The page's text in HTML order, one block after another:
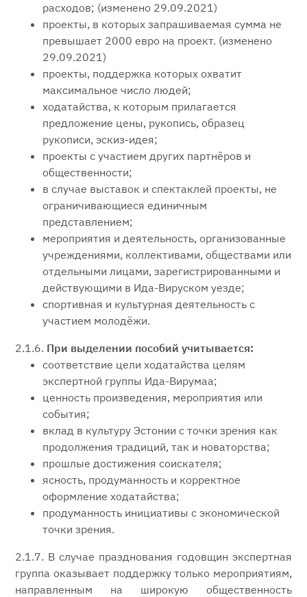
расходов; (изменено 29.09.2021)
проекты, в которых запрашиваемая сумма не
превышает 2000 евро на проект. (изменено
29.09.2021)
проекты, поддержка которых охватит
максимальное число людей;
ходатайства, к которым прилагается
предложение цены, рукопись, образец
рукописи, эскиз-идея;
проекты с участием других партнёров и
общественности;
в случае выставок и спектаклей проекты, не
ограничивающиеся единичным
представлением;
мероприятия и деятельность, организованные
учреждениями, коллективами, обществами или
отдельными лицами, зарегистрированными и
действующими в Ида-Вируском уезде;
спортивная и культурная деятельность с
участием молодёжи.
2.1.6. При выделении пособий учитывается:
соответствие цели ходатайства целям
экспертной группы Ида-Вирумаа;
ценность произведения, мероприятия или
события;
вклад в культуру Эстонии с точки зрения как
продолжения традиций, так и новаторства;
прошлые достижения соискателя;
ясность, продуманность и корректное
оформление ходатайства;
продуманность инициативы с экономической
точки зрения.
2.1.7. В случае празднования годовщин экспертная
группа оказывает поддержку только мероприятиям,
направленным на широкую общественность